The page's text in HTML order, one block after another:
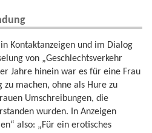
Kontaktanzeigen und im Dialog
von „Geschlechtsverkehr
Jahre hinein war es für eine Frau
zu machen, ohne als Hure zu
Umschreibungen, die
wurden. In Anzeigen
also: „Für ein erotisches